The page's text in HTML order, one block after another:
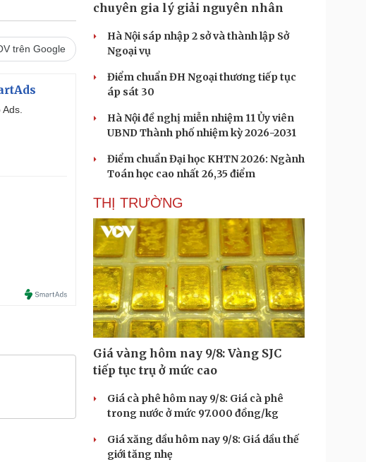
trên Google
chuyên gia lý giải nguyên nhân
Hà Nội sáp nhập 2 sở và thành lập Sở
Ngoại vụ
Điểm chuẩn ĐH Ngoại thương tiếp tục
áp sát 30
Hà Nội đề nghị miễn nhiệm 11 Ủy viên
UBND Thành phố nhiệm kỳ 2026-2031
Điểm chuẩn Đại học KHTN 2026: Ngành
Toán học cao nhất 26,35 điểm
THỊ TRƯỜNG
Giá vàng hôm nay 9/8: Vàng SJC
tiếp tục trụ ở mức cao
Giá cà phê hôm nay 9/8: Giá cà phê
trong nước ở mức 97.000 đồng/kg
Giá xăng dầu hôm nay 9/8: Giá dầu thế
giới tăng nhẹ